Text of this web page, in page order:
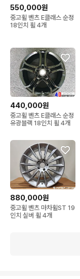
550,000원
중고휠 벤츠 E클래스 순정
18인치 휠 4개
440,000원
중고휠 벤츠 E클래스 순정
유광블랙 18인치 휠 4개
880,000원
중고휠 벤츠 마차휠ST 19
인치 실버 휠 4개